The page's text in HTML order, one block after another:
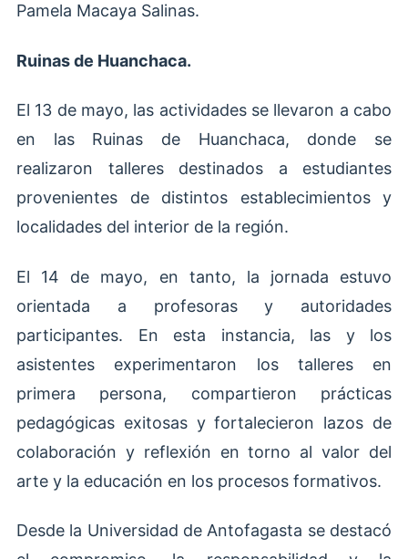
Pamela Macaya Salinas.
Ruinas de Huanchaca.
El 13 de mayo, las actividades se llevaron a cabo
en las Ruinas de Huanchaca, donde se
realizaron talleres destinados a estudiantes
provenientes de distintos establecimientos y
localidades del interior de la región.
El 14 de mayo, en tanto, la jornada estuvo
orientada a profesoras y autoridades
participantes. En esta instancia, las y los
asistentes experimentaron los talleres en
primera persona, compartieron prácticas
pedagógicas exitosas y fortalecieron lazos de
colaboración y reflexión en torno al valor del
arte y la educación en los procesos formativos.
Desde la Universidad de Antofagasta se destacó